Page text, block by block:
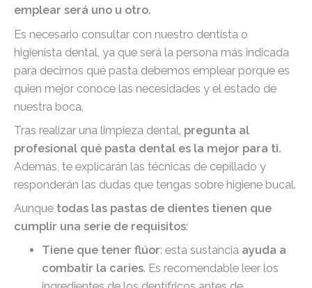
emplear será uno u otro.
Es necesario consultar con nuestro dentista o
higienista dental, ya que será la persona más indicada
para decirnos qué pasta debemos emplear porque es
quien mejor conoce las necesidades y el estado de
nuestra boca.
Tras realizar una limpieza dental, pregunta al
profesional qué pasta dental es la mejor para ti.
Además, te explicarán las técnicas de cepillado y
responderán las dudas que tengas sobre higiene bucal.
Aunque todas las pastas de dientes tienen que
cumplir una serie de requisitos:
Tiene que tener flúor: esta sustancia ayuda a
combatir la caries. Es recomendable leer los